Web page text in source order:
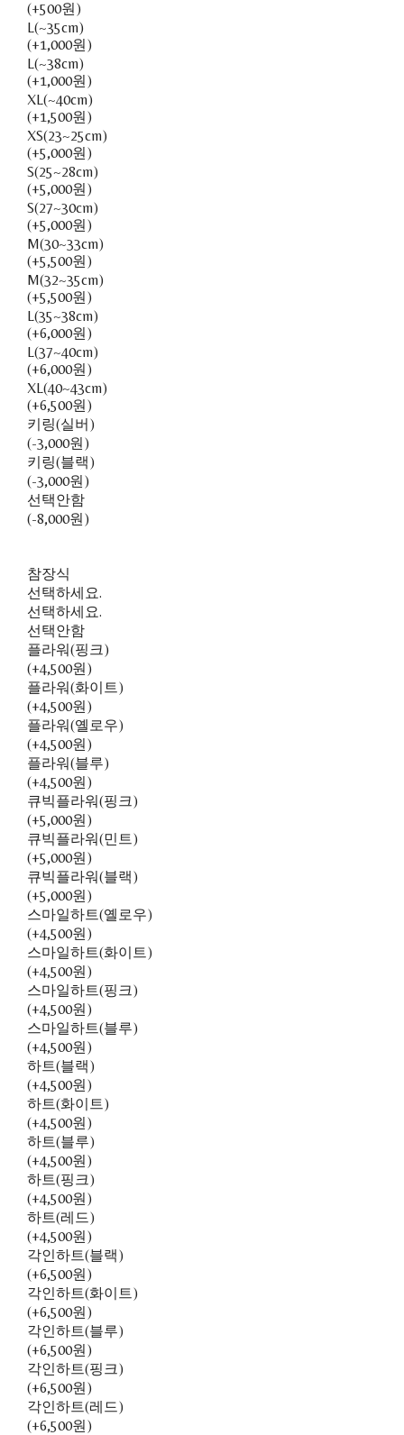
(+500원)
L(~35cm)
(+1,000원)
L(~38cm)
(+1,000원)
XL(~40cm)
(+1,500원)
XS(23~25cm)
(+5,000원)
S(25~28cm)
(+5,000원)
S(27~30cm)
(+5,000원)
M(30~33cm)
(+5,500원)
M(32~35cm)
(+5,500원)
L(35~38cm)
(+6,000원)
L(37~40cm)
(+6,000원)
XL(40~43cm)
(+6,500원)
키링(실버)
(-3,000원)
키링(블랙)
(-3,000원)
선택안함
(-8,000원)
참장식
선택하세요.
선택하세요.
선택안함
플라워(핑크)
(+4,500원)
플라워(화이트)
(+4,500원)
플라워(옐로우)
(+4,500원)
플라워(블루)
(+4,500원)
큐빅플라워(핑크)
(+5,000원)
큐빅플라워(민트)
(+5,000원)
큐빅플라워(블랙)
(+5,000원)
스마일하트(옐로우)
(+4,500원)
스마일하트(화이트)
(+4,500원)
스마일하트(핑크)
(+4,500원)
스마일하트(블루)
(+4,500원)
하트(블랙)
(+4,500원)
하트(화이트)
(+4,500원)
하트(블루)
(+4,500원)
하트(핑크)
(+4,500원)
하트(레드)
(+4,500원)
각인하트(블랙)
(+6,500원)
각인하트(화이트)
(+6,500원)
각인하트(블루)
(+6,500원)
각인하트(핑크)
(+6,500원)
각인하트(레드)
(+6,500원)